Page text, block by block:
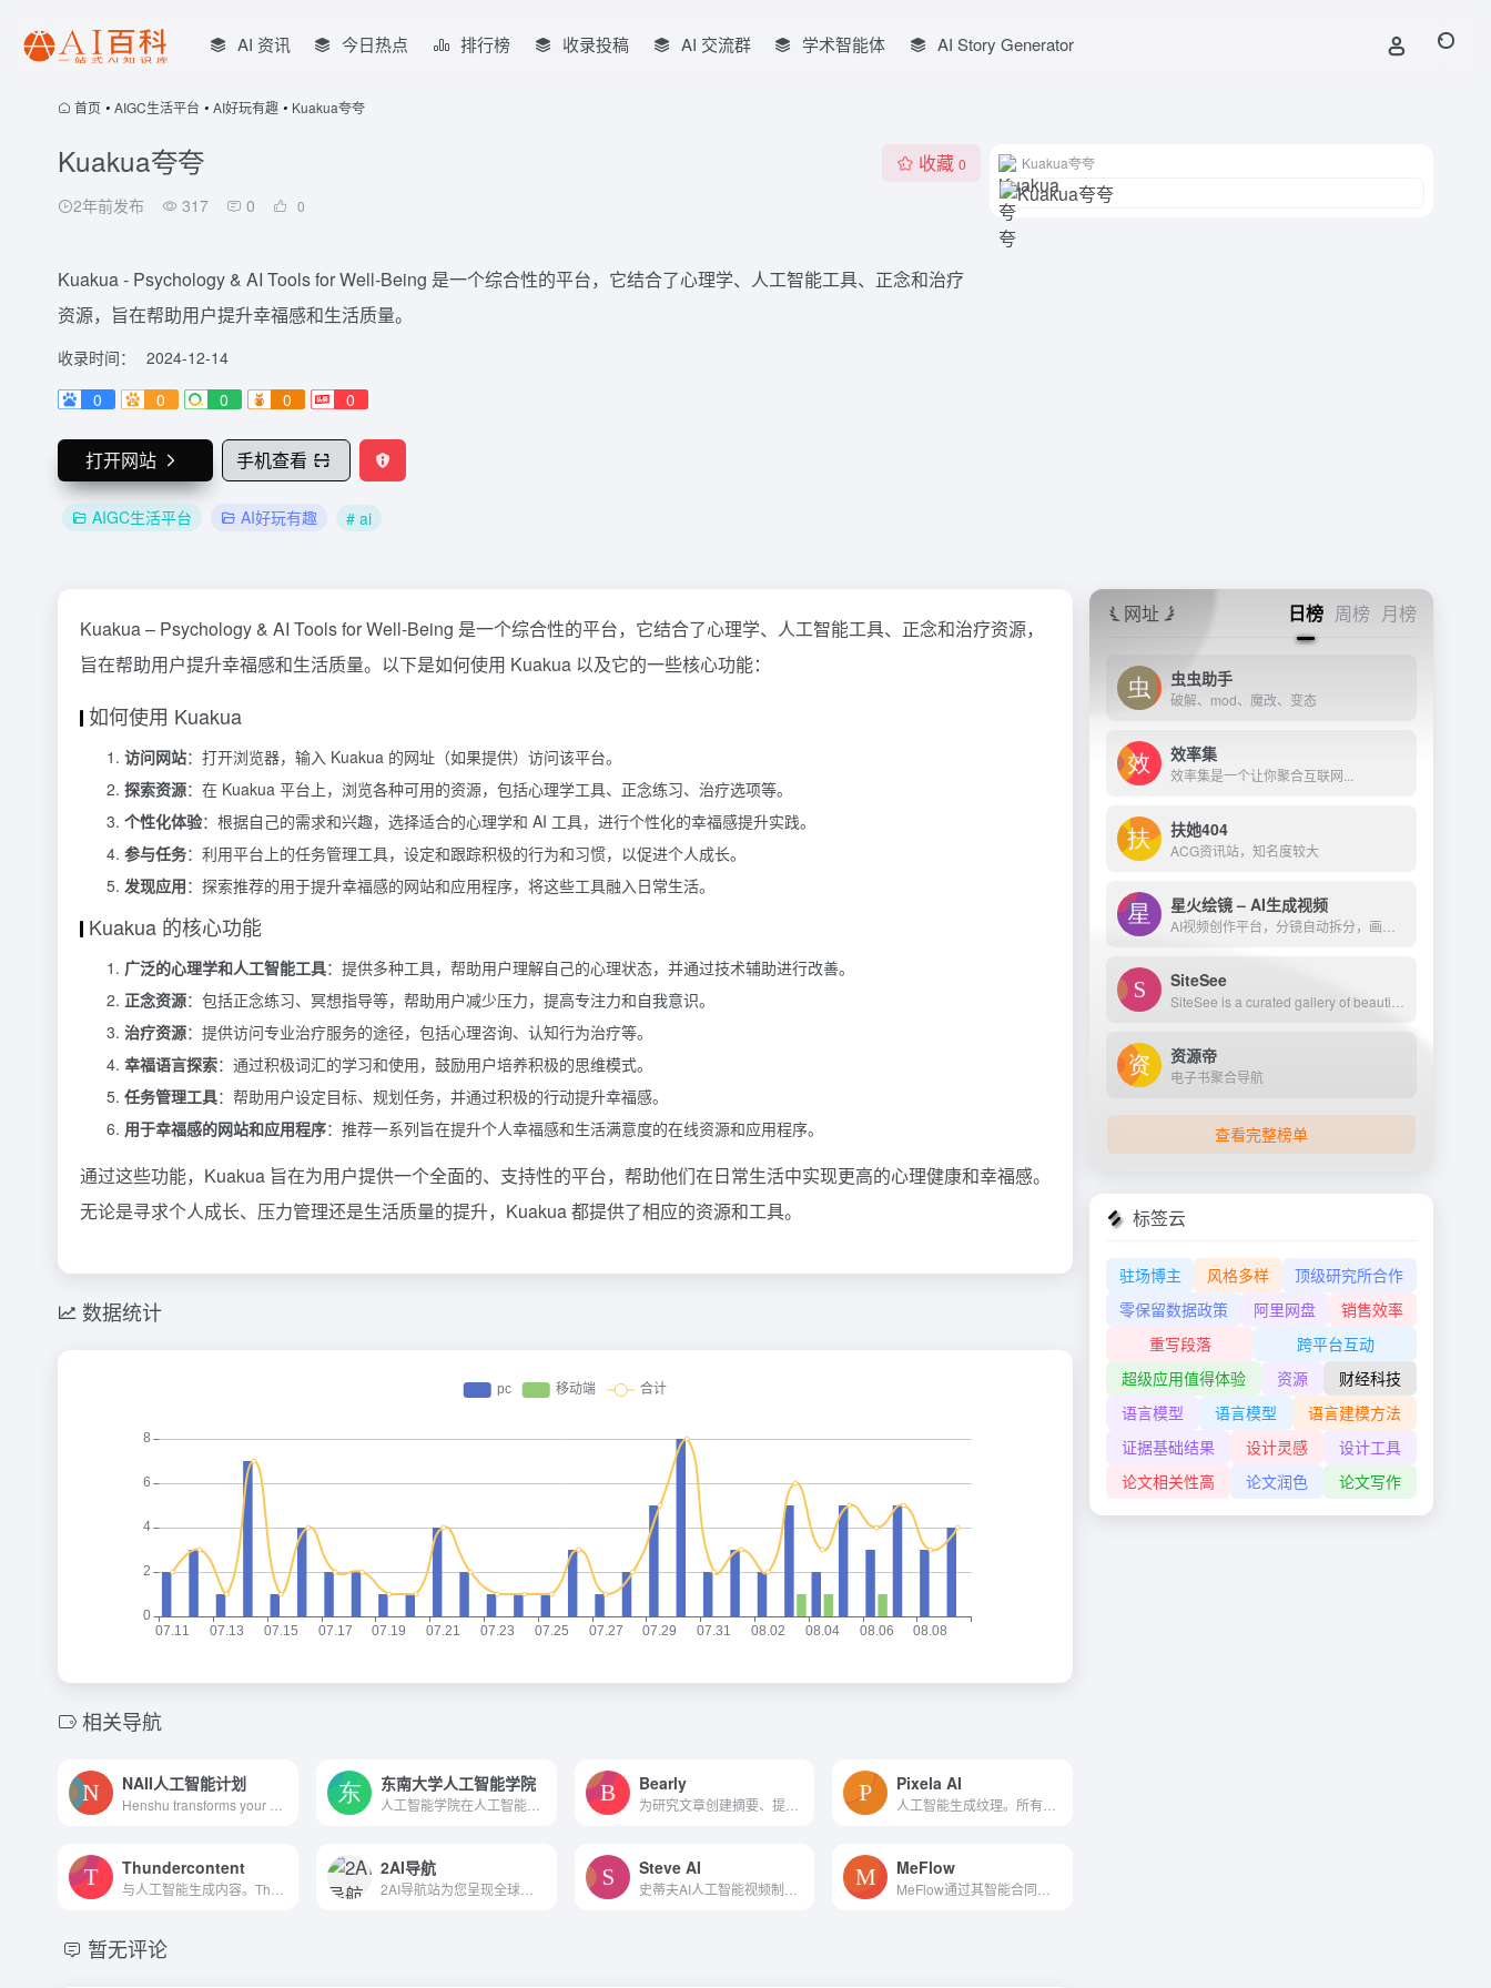
AI 资讯 今日热点 排行榜 收录投稿 AI 交流群 学术智能体 AI Story Generator
首页 • AIGC生活平台 • AI好玩有趣 • Kuakua夸夸
Kuakua夸夸
2年前发布 317 0 0
收藏 0
Kuakua - Psychology & AI Tools for Well-Being 是一个综合性的平台，它结合了心理学、人工智能工具、正念和治疗
资源，旨在帮助用户提升幸福感和生活质量。
收录时间：
2024-12-14
0
0 0 0 0
打开网站 手机查看
AIGC生活平台 AI好玩有趣 # ai
Kuakua夸夸
Kuakua – Psychology & AI Tools for Well-Being 是一个综合性的平台，它结合了心理学、人工智能工具、正念和治疗资源，
旨在帮助用户提升幸福感和生活质量。以下是如何使用 Kuakua 以及它的一些核心功能：
如何使用 Kuakua
访问网站：打开浏览器，输入 Kuakua 的网址（如果提供）访问该平台。
探索资源：在 Kuakua 平台上，浏览各种可用的资源，包括心理学工具、正念练习、治疗选项等。
个性化体验：根据自己的需求和兴趣，选择适合的心理学和 AI 工具，进行个性化的幸福感提升实践。
参与任务：利用平台上的任务管理工具，设定和跟踪积极的行为和习惯，以促进个人成长。
发现应用：探索推荐的用于提升幸福感的网站和应用程序，将这些工具融入日常生活。
Kuakua 的核心功能
广泛的心理学和人工智能工具：提供多种工具，帮助用户理解自己的心理状态，并通过技术辅助进行改善。
正念资源：包括正念练习、冥想指导等，帮助用户减少压力，提高专注力和自我意识。
治疗资源：提供访问专业治疗服务的途径，包括心理咨询、认知行为治疗等。
幸福语言探索：通过积极词汇的学习和使用，鼓励用户培养积极的思维模式。
任务管理工具：帮助用户设定目标、规划任务，并通过积极的行动提升幸福感。
用于幸福感的网站和应用程序：推荐一系列旨在提升个人幸福感和生活满意度的在线资源和应用程序。
通过这些功能，Kuakua 旨在为用户提供一个全面的、支持性的平台，帮助他们在日常生活中实现更高的心理健康和幸福感。
无论是寻求个人成长、压力管理还是生活质量的提升，Kuakua 都提供了相应的资源和工具。
数据统计
相关导航
NAII人工智能计划 东南大学人工智能学院
人工智能学院在人工智能领域的科研和人才培养方面有较好的基础，拥有一支年轻的高水平研究队伍，主要研究方向包括机器学习、知识表示与推理、计算机视觉、自然语言处理、多智能体...
Bearly Pixela AI
Thundercontent 2AI导航
2AI导航站为您呈现全球最优质的AI工具集，收录了互联网上精选最全面的ai人工智能资源。
Steve AI MeFlow
暂无评论
网址 日榜 周榜 月榜
虫虫助手
破解、mod、魔改、变态
效率集
效率集是一个让你聚合互联网...
扶她404
ACG资讯站，知名度较大
星火绘镜 – AI生成视频
SiteSee
资源帝
电子书聚合导航
查看完整榜单
标签云
驻场博主 风格多样
顶级研究所合作
零保留数据政策
阿里网盘
销售效率
重写段落
跨平台互动
超级应用值得体验
资源
财经科技
语言模型
语言模型
语言建模方法
证据基础结果
设计灵感
设计工具
论文相关性高
论文润色 论文写作